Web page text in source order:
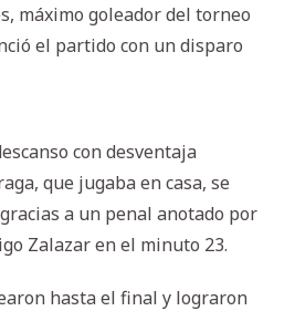
máximo goleador del torneo
el partido con un disparo
con desventaja
que jugaba en casa, se
a un penal anotado por
Zalazar en el minuto 23.
hasta el final y lograron